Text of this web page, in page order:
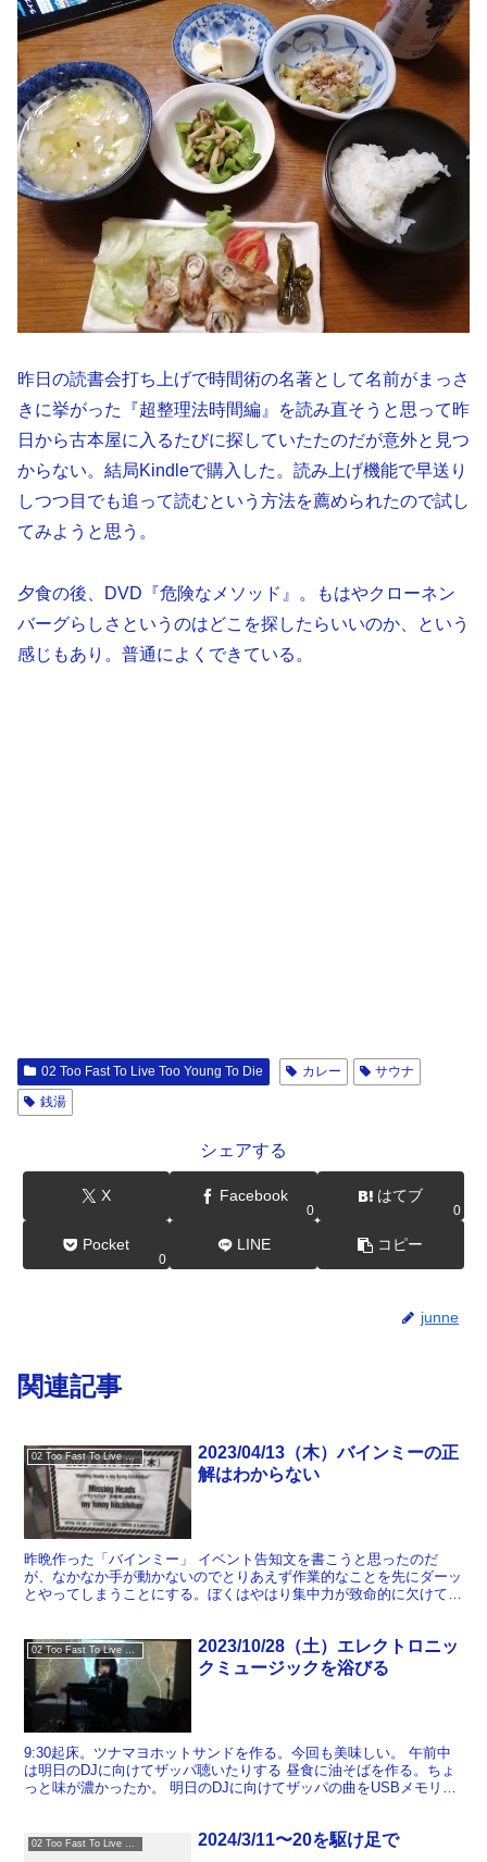
昨日の読書会打ち上げで時間術の名著として名前がまっさ
きに挙がった『超整理法時間編』を読み直そうと思って昨
日から古本屋に入るたびに探していたたのだが意外と見つ
からない。結局Kindleで購入した。読み上げ機能で早送り
しつつ目でも追って読むという方法を薦められたので試し
てみようと思う。
夕食の後、DVD『危険なメソッド』。もはやクローネン
バーグらしさというのはどこを探したらいいのか、という
感じもあり。普通によくできている。
02 Too Fast To Live Too Young To Die カレー
サウナ
銭湯
シェアする
X Facebook
0
はてブ
0
Pocket
0
LINE コピー
junne
関連記事
02 Too Fast To Live Too Young To Die
2023/04/13（木）バインミーの正
解はわからない
昨晩作った「バインミー」 イベント告知文を書こうと思ったのだ
が、なかなか手が動かないのでとりあえず作業的なことを先にダーッ
とやってしまうことにする。ぼくはやはり集中力が致命的に欠けてる
2023/10/28（土）エレクトロニッ
クミュージックを浴びる
9:30起床。ツナマヨホットサンドを作る。今回も美味しい。 午前中
は明日のDJに向けてザッパ聴いたりする 昼食に油そばを作る。ちょ
っと味が濃かったか。 明日のDJに向けてザッパの曲をUSBメモリに
2024/3/11〜20を駆け足で